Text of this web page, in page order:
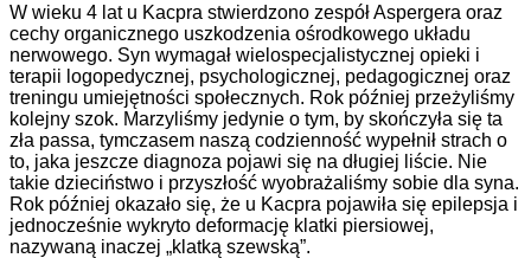
W wieku 4 lat u Kacpra stwierdzono zespół Aspergera oraz
cechy organicznego uszkodzenia ośrodkowego układu
nerwowego. Syn wymagał wielospecjalistycznej opieki i
terapii logopedycznej, psychologicznej, pedagogicznej oraz
treningu umiejętności społecznych. Rok później przeżyliśmy
kolejny szok. Marzyliśmy jedynie o tym, by skończyła się ta
zła passa, tymczasem naszą codzienność wypełnił strach o
to, jaka jeszcze diagnoza pojawi się na długiej liście. Nie
takie dzieciństwo i przyszłość wyobrażaliśmy sobie dla syna.
Rok później okazało się, że u Kacpra pojawiła się epilepsja i
jednocześnie wykryto deformację klatki piersiowej,
nazywaną inaczej „klatką szewską”.